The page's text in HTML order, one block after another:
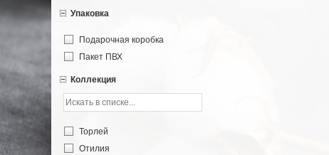
Молочный
Упаковка
Подарочная коробка
Пакет ПВХ
Коллекция
Торлей
Отилия